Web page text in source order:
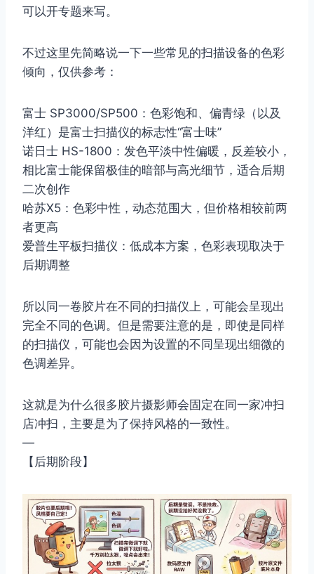
可以开专题来写。
不过这里先简略说一下一些常见的扫描设备的色彩
倾向，仅供参考：
富士 SP3000/SP500：色彩饱和、偏青绿（以及
洋红）是富士扫描仪的标志性“富士味”
诺日士 HS-1800：发色平淡中性偏暖，反差较小，
相比富士能保留极佳的暗部与高光细节，适合后期
二次创作
哈苏X5：色彩中性，动态范围大，但价格相较前两
者更高
爱普生平板扫描仪：低成本方案，色彩表现取决于
后期调整
所以同一卷胶片在不同的扫描仪上，可能会呈现出
完全不同的色调。但是需要注意的是，即使是同样
的扫描仪，可能也会因为设置的不同呈现出细微的
色调差异。
这就是为什么很多胶片摄影师会固定在同一家冲扫
店冲扫，主要是为了保持风格的一致性。
—
【后期阶段】